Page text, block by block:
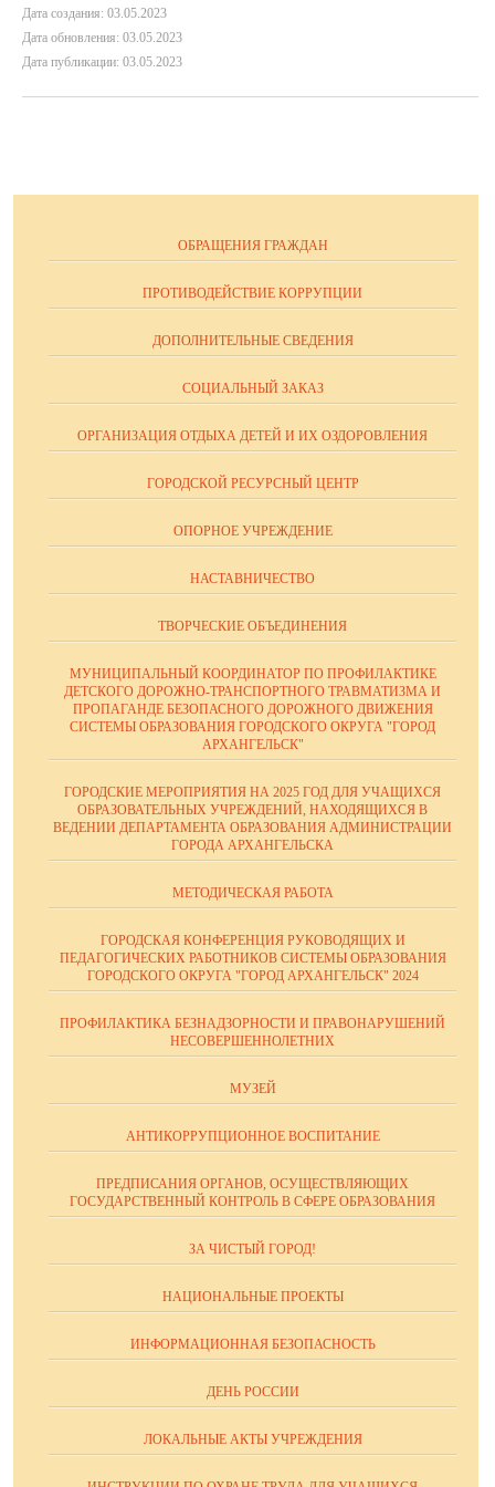
Дата создания: 03.05.2023
Дата обновления: 03.05.2023
Дата публикации: 03.05.2023
ОБРАЩЕНИЯ ГРАЖДАН
ПРОТИВОДЕЙСТВИЕ КОРРУПЦИИ
ДОПОЛНИТЕЛЬНЫЕ СВЕДЕНИЯ
СОЦИАЛЬНЫЙ ЗАКАЗ
ОРГАНИЗАЦИЯ ОТДЫХА ДЕТЕЙ И ИХ ОЗДОРОВЛЕНИЯ
ГОРОДСКОЙ РЕСУРСНЫЙ ЦЕНТР
ОПОРНОЕ УЧРЕЖДЕНИЕ
НАСТАВНИЧЕСТВО
ТВОРЧЕСКИЕ ОБЪЕДИНЕНИЯ
МУНИЦИПАЛЬНЫЙ КООРДИНАТОР ПО ПРОФИЛАКТИКЕ
ДЕТСКОГО ДОРОЖНО-ТРАНСПОРТНОГО ТРАВМАТИЗМА И
ПРОПАГАНДЕ БЕЗОПАСНОГО ДОРОЖНОГО ДВИЖЕНИЯ
СИСТЕМЫ ОБРАЗОВАНИЯ ГОРОДСКОГО ОКРУГА "ГОРОД
АРХАНГЕЛЬСК"
ГОРОДСКИЕ МЕРОПРИЯТИЯ НА 2025 ГОД ДЛЯ УЧАЩИХСЯ
ОБРАЗОВАТЕЛЬНЫХ УЧРЕЖДЕНИЙ, НАХОДЯЩИХСЯ В
ВЕДЕНИИ ДЕПАРТАМЕНТА ОБРАЗОВАНИЯ АДМИНИСТРАЦИИ
ГОРОДА АРХАНГЕЛЬСКА
МЕТОДИЧЕСКАЯ РАБОТА
ГОРОДСКАЯ КОНФЕРЕНЦИЯ РУКОВОДЯЩИХ И
ПЕДАГОГИЧЕСКИХ РАБОТНИКОВ СИСТЕМЫ ОБРАЗОВАНИЯ
ГОРОДСКОГО ОКРУГА "ГОРОД АРХАНГЕЛЬСК" 2024
ПРОФИЛАКТИКА БЕЗНАДЗОРНОСТИ И ПРАВОНАРУШЕНИЙ
НЕСОВЕРШЕННОЛЕТНИХ
МУЗЕЙ
АНТИКОРРУПЦИОННОЕ ВОСПИТАНИЕ
ПРЕДПИСАНИЯ ОРГАНОВ, ОСУЩЕСТВЛЯЮЩИХ
ГОСУДАРСТВЕННЫЙ КОНТРОЛЬ В СФЕРЕ ОБРАЗОВАНИЯ
ЗА ЧИСТЫЙ ГОРОД!
НАЦИОНАЛЬНЫЕ ПРОЕКТЫ
ИНФОРМАЦИОННАЯ БЕЗОПАСНОСТЬ
ДЕНЬ РОССИИ
ЛОКАЛЬНЫЕ АКТЫ УЧРЕЖДЕНИЯ